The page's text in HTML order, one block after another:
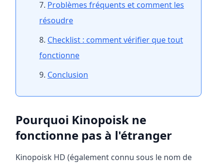
Problèmes fréquents et comment les
résoudre
Checklist : comment vérifier que tout
fonctionne
Conclusion
Pourquoi Kinopoisk ne
fonctionne pas à l'étranger
Kinopoisk HD (également connu sous le nom de